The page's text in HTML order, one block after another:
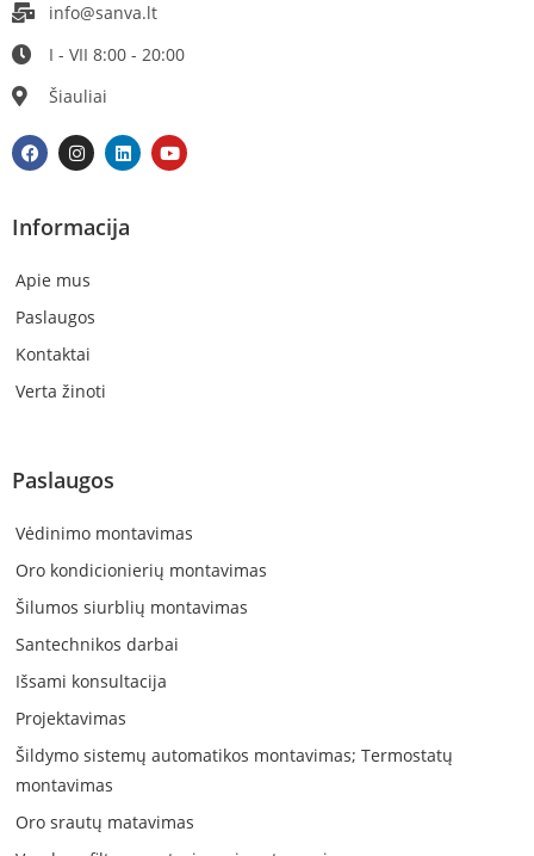
info@sanva.lt
I - VII 8:00 - 20:00
Šiauliai
Informacija
Apie mus
Paslaugos
Kontaktai
Verta žinoti
Paslaugos
Vėdinimo montavimas
Oro kondicionierių montavimas
Šilumos siurblių montavimas
Santechnikos darbai
Išsami konsultacija
Projektavimas
Šildymo sistemų automatikos montavimas; Termostatų
montavimas
Oro srautų matavimas